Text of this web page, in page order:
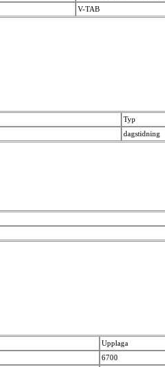
V-TAB
Typ
dagstidning
Upplaga
6700